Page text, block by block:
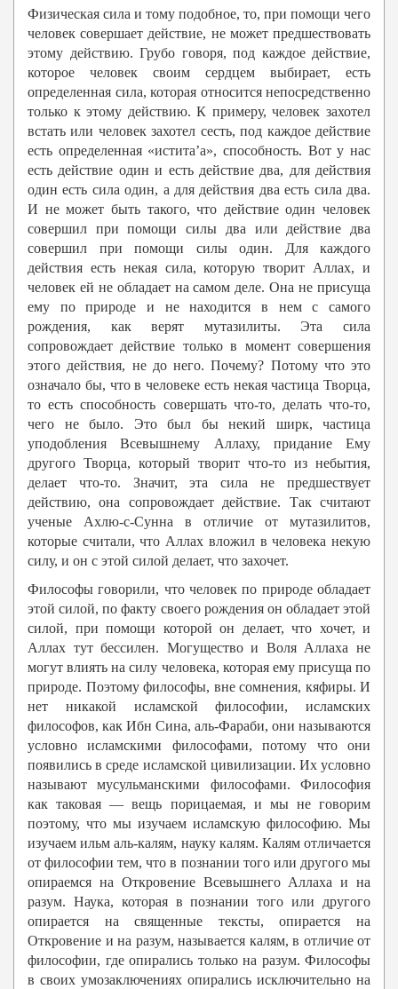
Физическая сила и тому подобное, то, при помощи чего
человек совершает действие, не может предшествовать
этому действию. Грубо говоря, под каждое действие,
которое человек своим сердцем выбирает, есть
определенная сила, которая относится непосредственно
только к этому действию. К примеру, человек захотел
встать или человек захотел сесть, под каждое действие
есть определенная «истита’а», способность. Вот у нас
есть действие один и есть действие два, для действия
один есть сила один, а для действия два есть сила два.
И не может быть такого, что действие один человек
совершил при помощи силы два или действие два
совершил при помощи силы один. Для каждого
действия есть некая сила, которую творит Аллах, и
человек ей не обладает на самом деле. Она не присуща
ему по природе и не находится в нем с самого
рождения, как верят мутазилиты. Эта сила
сопровождает действие только в момент совершения
этого действия, не до него. Почему? Потому что это
означало бы, что в человеке есть некая частица Творца,
то есть способность совершать что-то, делать что-то,
чего не было. Это был бы некий ширк, частица
уподобления Всевышнему Аллаху, придание Ему
другого Творца, который творит что-то из небытия,
делает что-то. Значит, эта сила не предшествует
действию, она сопровождает действие. Так считают
ученые Ахлю-с-Сунна в отличие от мутазилитов,
которые считали, что Аллах вложил в человека некую
силу, и он с этой силой делает, что захочет.
Философы говорили, что человек по природе обладает
этой силой, по факту своего рождения он обладает этой
силой, при помощи которой он делает, что хочет, и
Аллах тут бессилен. Могущество и Воля Аллаха не
могут влиять на силу человека, которая ему присуща по
природе. Поэтому философы, вне сомнения, кяфиры. И
нет никакой исламской философии, исламских
философов, как Ибн Сина, аль-Фараби, они называются
условно исламскими философами, потому что они
появились в среде исламской цивилизации. Их условно
называют мусульманскими философами. Философия
как таковая — вещь порицаемая, и мы не говорим
поэтому, что мы изучаем исламскую философию. Мы
изучаем ильм аль-калям, науку калям. Калям отличается
от философии тем, что в познании того или другого мы
опираемся на Откровение Всевышнего Аллаха и на
разум. Наука, которая в познании того или другого
опирается на священные тексты, опирается на
Откровение и на разум, называется калям, в отличие от
философии, где опирались только на разум. Философы
в своих умозаключениях опирались исключительно на